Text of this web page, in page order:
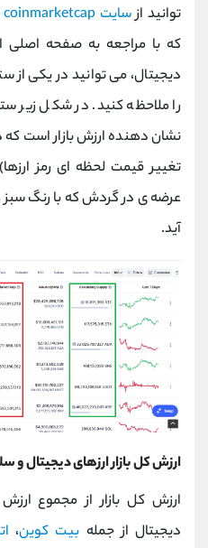
توانید ازسایت coinmarketcap
که با مراجعه به صفحه اصلی
دیجیتال، می توانید در یکی از
را ملاحظه کنید. در شکل
نشان دهنده ارزش بازار است که
تغییر قیمت لحظه ای رمز
عرضه ی در گردش که با رنگ
آید.
ارزش کل بازار ارزهای دیجیتال و
ارزش کل بازار از مجموع
دیجیتال از جمله بیت کوین،